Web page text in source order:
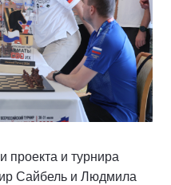
проекта и турнира
Сайбель и Людмила